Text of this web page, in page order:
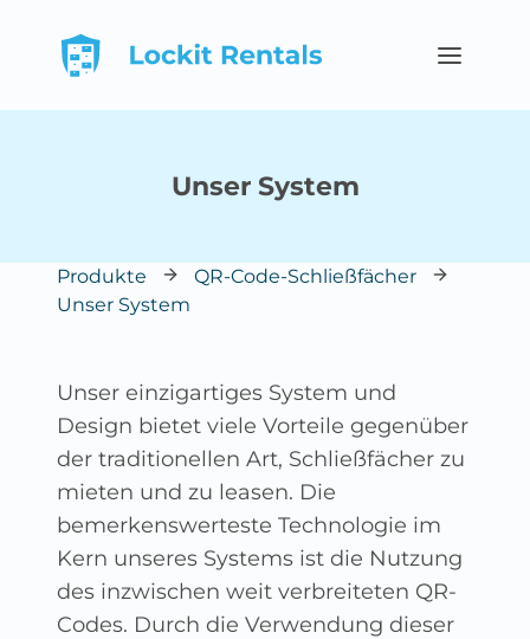
Unser System
Produkte
QR-Code-Schließfächer
Unser System
Unser einzigartiges System und
Design bietet viele Vorteile gegenüber
der traditionellen Art, Schließfächer zu
mieten und zu leasen. Die
bemerkenswerteste Technologie im
Kern unseres Systems ist die Nutzung
des inzwischen weit verbreiteten QR-
Codes. Durch die Verwendung dieser